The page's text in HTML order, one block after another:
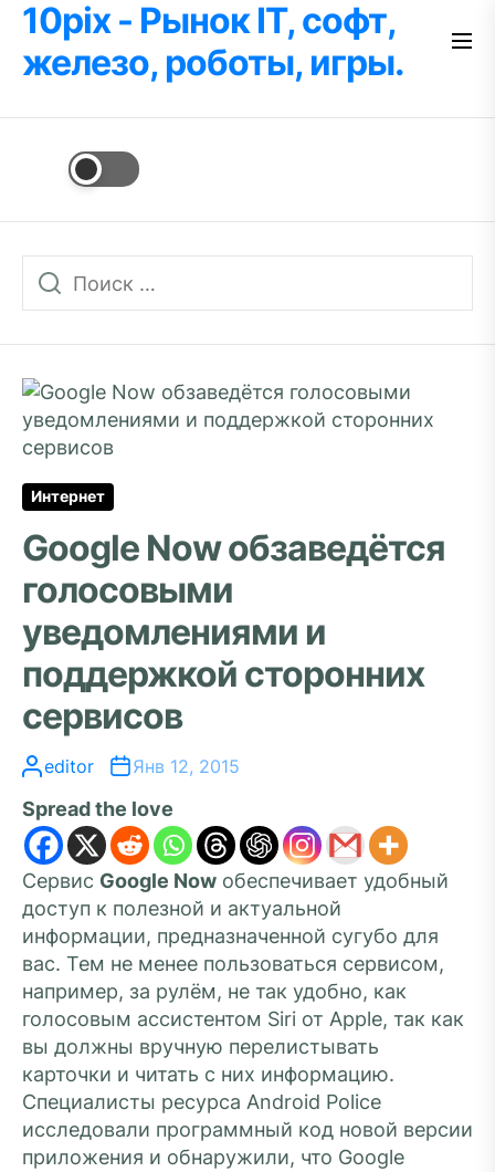
Перейти
содержимому
10pix - Рынок IT, софт,
железо, роботы, игры.
Интернет
Google Now обзаведётся
голосовыми
уведомлениями и
поддержкой сторонних
сервисов
editor Янв 12, 2015
Spread the love
Сервис Google Now обеспечивает удобный
доступ к полезной и актуальной
информации, предназначенной сугубо для
вас. Тем не менее пользоваться сервисом,
например, за рулём, не так удобно, как
голосовым ассистентом Siri от Apple, так как
вы должны вручную перелистывать
карточки и читать с них информацию.
Специалисты ресурса Android Police
исследовали программный код новой версии
приложения и обнаружили, что Google